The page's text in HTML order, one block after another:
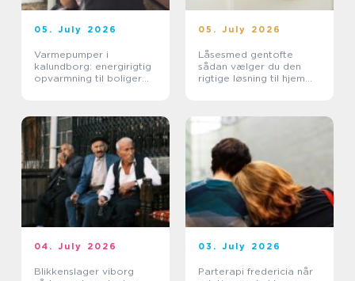
05. July 2026
Varmepumper i
kalundborg: energirigtig
opvarmning til boliger
05. July 2026
Låsesmed gentofte
sådan vælger du den
rigtige løsning til hjem
04. July 2026
Blikkenslager viborg
03. July 2026
Parterapi fredericia når